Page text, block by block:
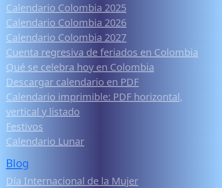
Calendario Colombia 2025
Calendario Colombia 2026
Calendario Colombia 2027
Cuenta regresiva de feriados en Colombia
Qué se celebra hoy en Colombia
Descargar calendario en PDF
Calendario imprimible: PDF horizontal,
vertical y listado
Festivos
Calendario Lunar
Blog
Día Internacional de la Mujer